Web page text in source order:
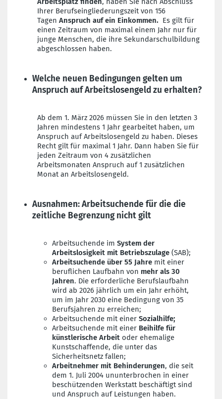
Ihrer Berufseingliederungszeit von 156
Tagen Anspruch auf ein Einkommen. Es gilt für
einen Zeitraum von maximal einem Jahr nur für
junge Menschen, die ihre Sekundarschulbildung
abgeschlossen haben.
Welche neuen Bedingungen gelten um
Anspruch auf Arbeitslosengeld zu erhalten?
Ab dem 1. März 2026 müssen Sie in den letzten 3
Jahren mindestens 1 Jahr gearbeitet haben, um
Anspruch auf Arbeitslosengeld zu haben. Dieses
Recht gilt für maximal 1 Jahr. Dann haben Sie für
jeden Zeitraum von 4 zusätzlichen
Arbeitsmonaten Anspruch auf 1 zusätzlichen
Monat an Arbeitslosengeld.
Ausnahmen: Arbeitsuchende für die die
zeitliche Begrenzung nicht gilt
Arbeitsuchende im System der
Arbeitslosigkeit mit Betriebszulage (SAB);
Arbeitsuchende über 55 Jahre mit einer
beruflichen Laufbahn von mehr als 30
Jahren. Die erforderliche Berufslaufbahn
wird ab 2026 jährlich um ein Jahr erhöht,
um im Jahr 2030 eine Bedingung von 35
Berufsjahren zu erreichen;
Arbeitsuchende mit einer Sozialhilfe;
Arbeitsuchende mit einer Beihilfe für
künstlerische Arbeit oder ehemalige
Kunstschaffende, die unter das
Sicherheitsnetz fallen;
Arbeitnehmer mit Behinderungen, die seit
dem 1. Juli 2004 ununterbrochen in einer
beschützenden Werkstatt beschäftigt sind
und Anspruch auf Leistungen haben.